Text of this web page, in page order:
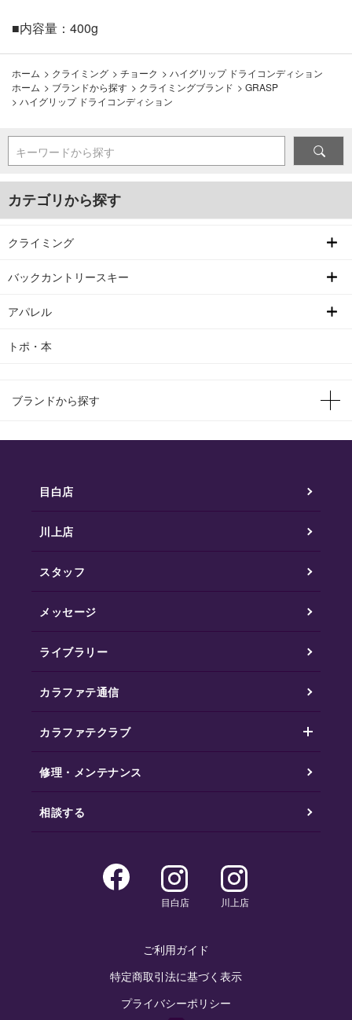
■内容量：400g
ホーム > クライミング > チョーク > ハイグリップ ドライコンディション
ホーム > ブランドから探す > クライミングブランド > GRASP
> ハイグリップ ドライコンディション
キーワードから探す
カテゴリから探す
クライミング
バックカントリースキー
アパレル
トポ・本
ブランドから探す
目白店
川上店
スタッフ
メッセージ
ライブラリー
カラファテ通信
カラファテクラブ
修理・メンテナンス
相談する
目白店 川上店
ご利用ガイド
特定商取引法に基づく表示
プライバシーポリシー